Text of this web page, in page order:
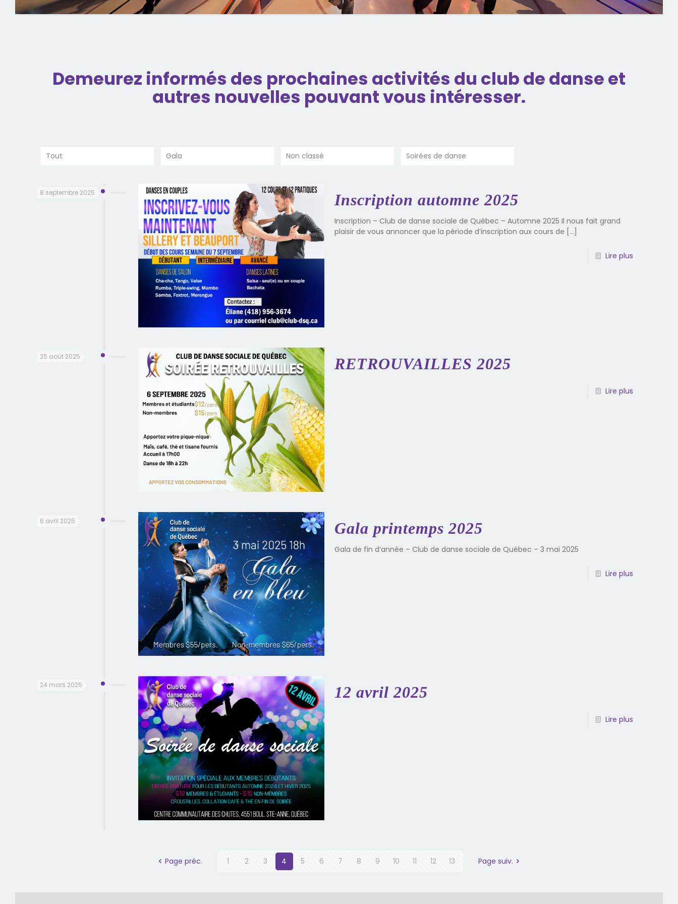
Demeurez informés des prochaines activités du club de danse et
autres nouvelles pouvant vous intéresser.
Tout Gala Non classé Soirées de danse
8 septembre 2025 Inscription automne 2025
Inscription – Club de danse sociale de Québec – Automne 2025 Il nous fait grand
plaisir de vous annoncer que la période d’inscription aux cours de […]
Lire plus
25 août 2025 RETROUVAILLES 2025
Lire plus
6 avril 2025 Gala printemps 2025
Gala de fin d’année – Club de danse sociale de Québec – 3 mai 2025
Lire plus
24 mars 2025 12 avril 2025
Lire plus
Page préc. 1 2 3 4 5 6 7 8 9 10 11 12 13 Page suiv.